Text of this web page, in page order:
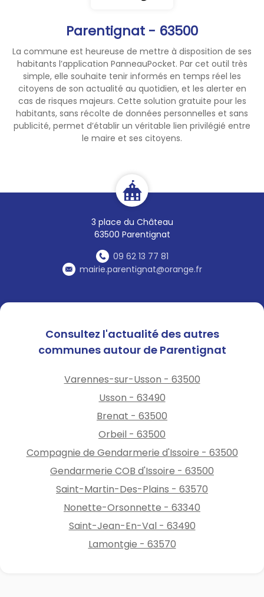
Parentignat - 63500
La commune est heureuse de mettre à disposition de ses
habitants l’application PanneauPocket. Par cet outil très
simple, elle souhaite tenir informés en temps réel les
citoyens de son actualité au quotidien, et les alerter en
cas de risques majeurs. Cette solution gratuite pour les
habitants, sans récolte de données personnelles et sans
publicité, permet d’établir un véritable lien privilégié entre
le maire et ses citoyens.
3 place du Château
63500 Parentignat
09 62 13 77 81
mairie.parentignat@orange.fr
Consultez l'actualité des autres
communes autour de Parentignat
Varennes-sur-Usson - 63500
Usson - 63490
Brenat - 63500
Orbeil - 63500
Compagnie de Gendarmerie d'Issoire - 63500
Gendarmerie COB d'Issoire - 63500
Saint-Martin-Des-Plains - 63570
Nonette-Orsonnette - 63340
Saint-Jean-En-Val - 63490
Lamontgie - 63570